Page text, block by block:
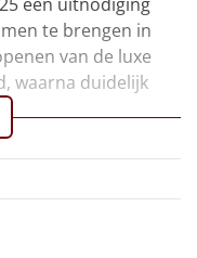
te brengen in
van de luxe
waarna duidelijk